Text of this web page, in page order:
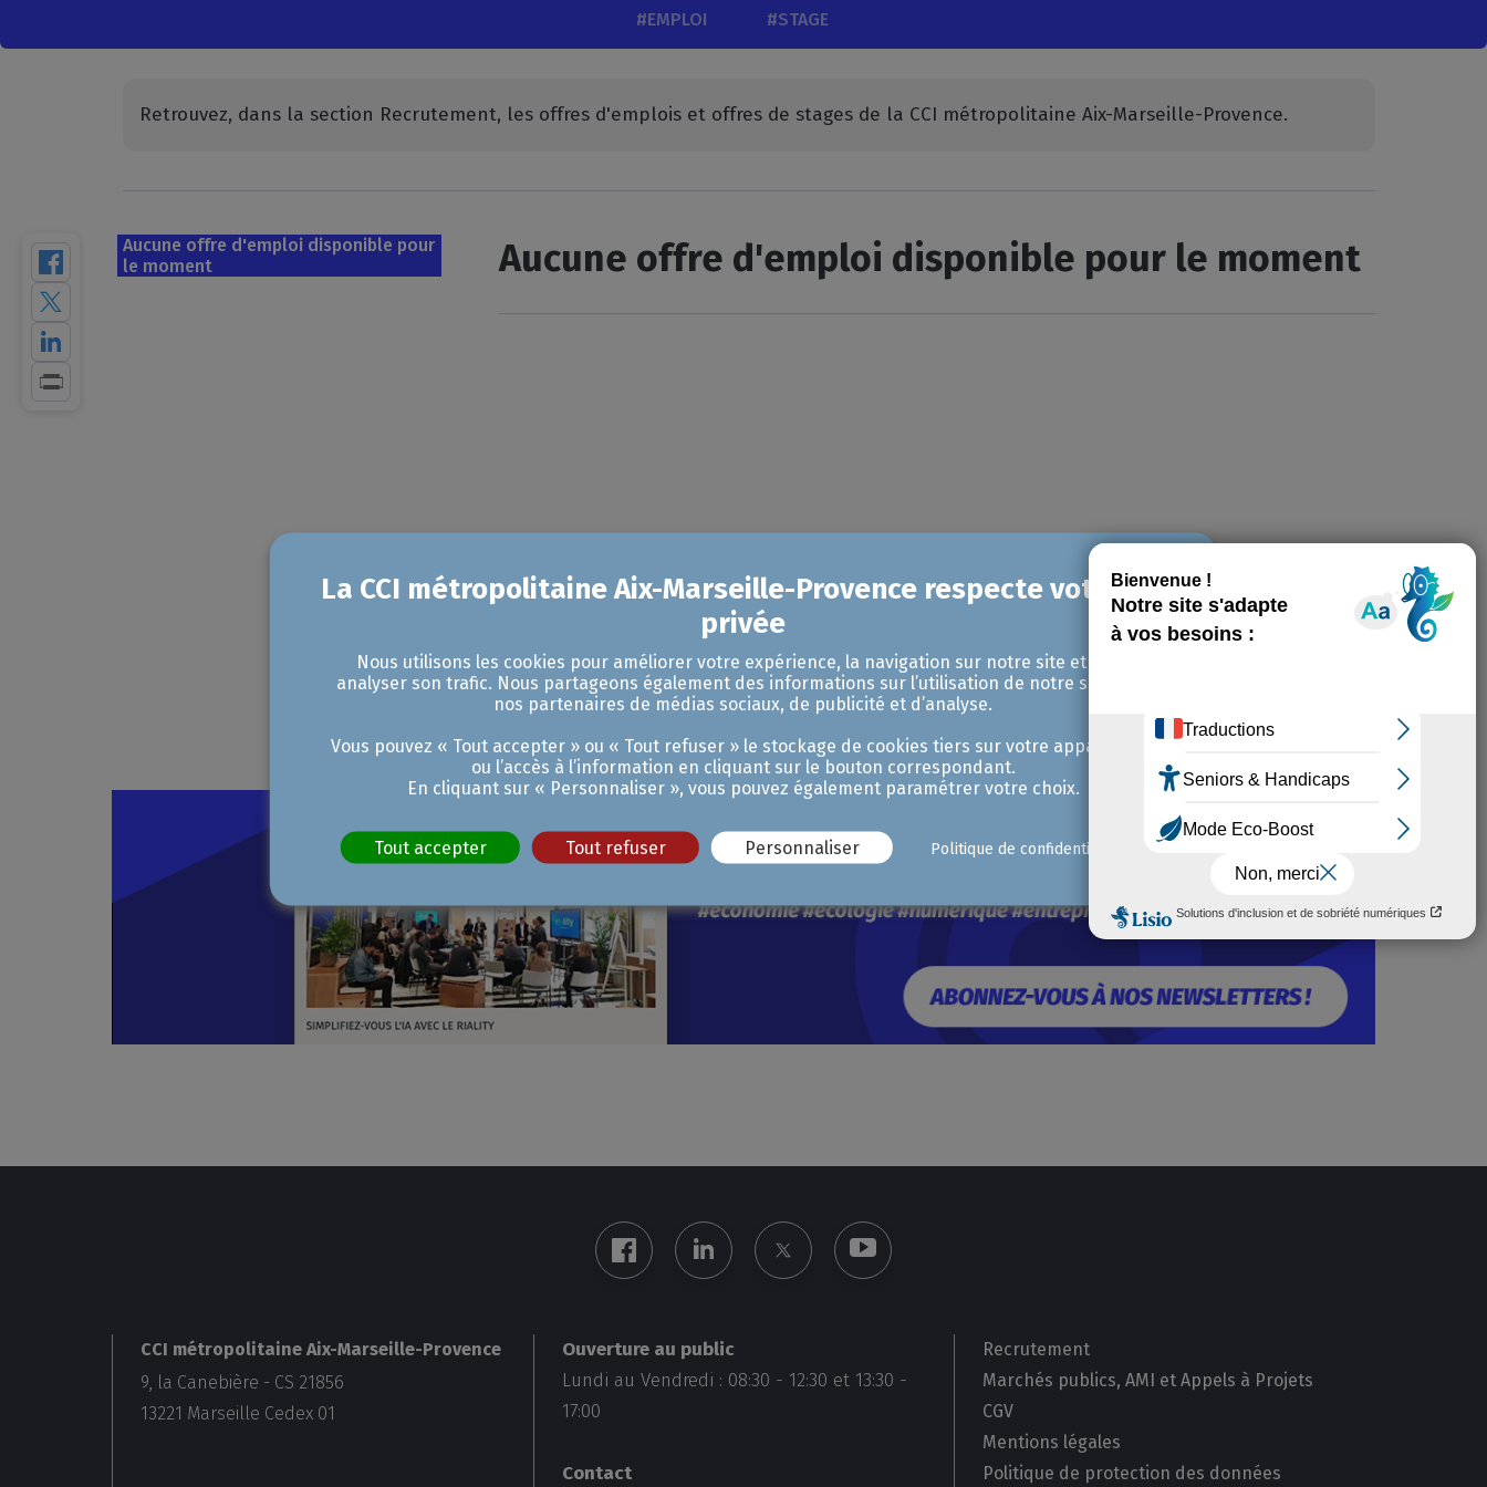
#EMPLOI #STAGE
Retrouvez, dans la section Recrutement, les offres d'emplois et offres de stages de la CCI métropolitaine Aix-Marseille-Provence.
Aucune offre d'emploi disponible pour
le moment
Aucune offre d'emploi disponible pour le moment
CCI métropolitaine Aix-Marseille-Provence
9, la Canebière - CS 21856
13221 Marseille Cedex 01
Ouverture au public
Lundi au Vendredi : 08:30 - 12:30 et 13:30 -
17:00
Contact
Recrutement
Marchés publics, AMI et Appels à Projets
CGV
Mentions légales
Politique de protection des données
Nous utilisons les cookies pour améliorer votre expérience, la navigation sur notre site et pour
analyser son trafic. Nous partageons également des informations sur l’utilisation de notre site avec
nos partenaires de médias sociaux, de publicité et d’analyse.
Vous pouvez « Tout accepter » ou « Tout refuser » le stockage de cookies tiers sur votre appareil et /
ou l’accès à l’information en cliquant sur le bouton correspondant.
En cliquant sur « Personnaliser », vous pouvez également paramétrer votre choix.
Tout accepter Tout refuser Personnaliser Politique de confidentialité